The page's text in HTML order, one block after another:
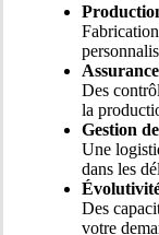
Des
la
Gestion
Une
dans les
Des
votre